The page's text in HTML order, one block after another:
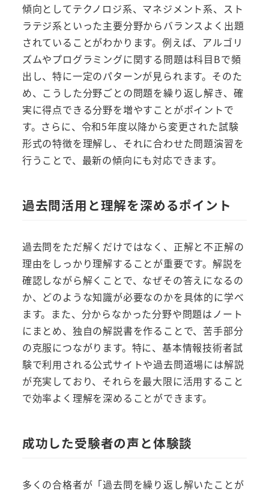
傾向としてテクノロジ系、マネジメント系、スト
ラテジ系といった主要分野からバランスよく出題
されていることがわかります。例えば、アルゴリ
ズムやプログラミングに関する問題は科目Bで頻
出し、特に一定のパターンが見られます。そのた
め、こうした分野ごとの問題を繰り返し解き、確
実に得点できる分野を増やすことがポイントで
す。さらに、令和5年度以降から変更された試験
形式の特徴を理解し、それに合わせた問題演習を
行うことで、最新の傾向にも対応できます。
過去問活用と理解を深めるポイント
過去問をただ解くだけではなく、正解と不正解の
理由をしっかり理解することが重要です。解説を
確認しながら解くことで、なぜその答えになるの
か、どのような知識が必要なのかを具体的に学べ
ます。また、分からなかった分野や問題はノート
にまとめ、独自の解説書を作ることで、苦手部分
の克服につながります。特に、基本情報技術者試
験で利用される公式サイトや過去問道場には解説
が充実しており、それらを最大限に活用すること
で効率よく理解を深めることができます。
成功した受験者の声と体験談
多くの合格者が「過去問を繰り返し解いたことが